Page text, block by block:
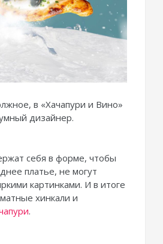
в «Хачапури и Вино»
дизайнер.
себя в форме, чтобы
платье, не могут
картинками. И в итоге
хинкали и
.